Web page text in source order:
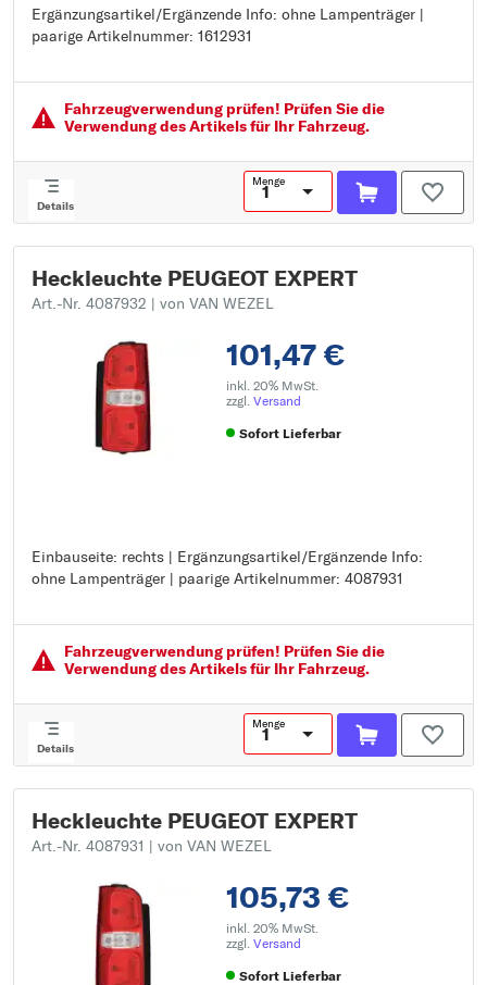
Ergänzungsartikel/Ergänzende Info: ohne Lampenträger |
paarige Artikelnummer: 1612931
Lichtscheibenfarbe Blinkleuchte: weiß
Ergänzungsartikel/Ergänzende Info: ohne Lampenträger
Fahrzeugver­wendung prüfen! Prüfen Sie die
Verwendung des Artikels für Ihr Fahrzeug.
Details
Menge
Heckleuchte PEUGEOT EXPERT
Art.-Nr. 4087932 | von VAN WEZEL
101,47 €
inkl. 20% MwSt.
zzgl. Versand
Sofort Lieferbar
Einbauseite: rechts | Ergänzungsartikel/Ergänzende Info:
ohne Lampenträger | paarige Artikelnummer: 4087931
Einbauseite: rechts
Ergänzungsartikel/Ergänzende Info: ohne Lampenträger
Fahrzeugver­wendung prüfen! Prüfen Sie die
Verwendung des Artikels für Ihr Fahrzeug.
Details
Menge
Heckleuchte PEUGEOT EXPERT
Art.-Nr. 4087931 | von VAN WEZEL
105,73 €
inkl. 20% MwSt.
zzgl. Versand
Sofort Lieferbar